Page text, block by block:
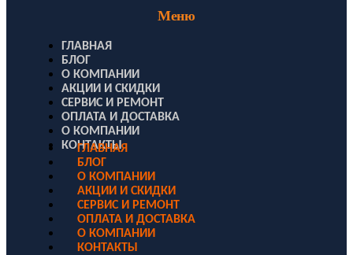
Меню
ГЛАВНАЯ
БЛОГ
О КОМПАНИИ
АКЦИИ И СКИДКИ
СЕРВИС И РЕМОНТ
ОПЛАТА И ДОСТАВКА
О КОМПАНИИ
КОНТАКТЫ
ГЛАВНАЯ
БЛОГ
О КОМПАНИИ
АКЦИИ И СКИДКИ
СЕРВИС И РЕМОНТ
ОПЛАТА И ДОСТАВКА
О КОМПАНИИ
КОНТАКТЫ